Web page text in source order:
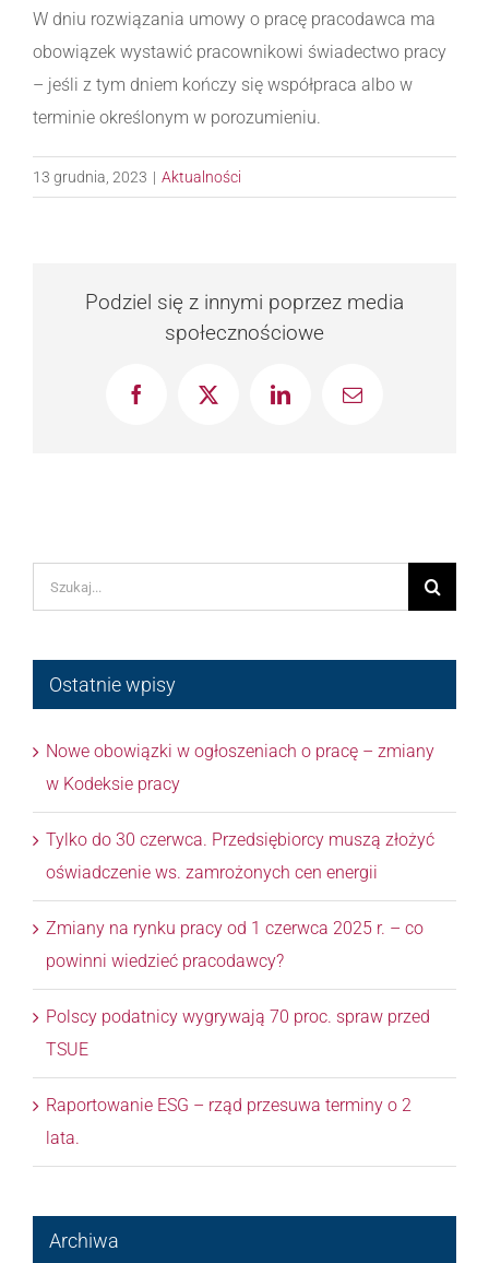
W dniu rozwiązania umowy o pracę pracodawca ma
obowiązek wystawić pracownikowi świadectwo pracy
– jeśli z tym dniem kończy się współpraca albo w
terminie określonym w porozumieniu.
13 grudnia, 2023 | Aktualności
Podziel się z innymi poprzez media
społecznościowe
FacebookX LinkedInEmail
Szukaj
Ostatnie wpisy
Nowe obowiązki w ogłoszeniach o pracę – zmiany
w Kodeksie pracy
Tylko do 30 czerwca. Przedsiębiorcy muszą złożyć
oświadczenie ws. zamrożonych cen energii
Zmiany na rynku pracy od 1 czerwca 2025 r. – co
powinni wiedzieć pracodawcy?
Polscy podatnicy wygrywają 70 proc. spraw przed
TSUE
Raportowanie ESG – rząd przesuwa terminy o 2
lata.
Archiwa